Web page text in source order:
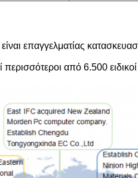
επαγγελματίας
από 6.500